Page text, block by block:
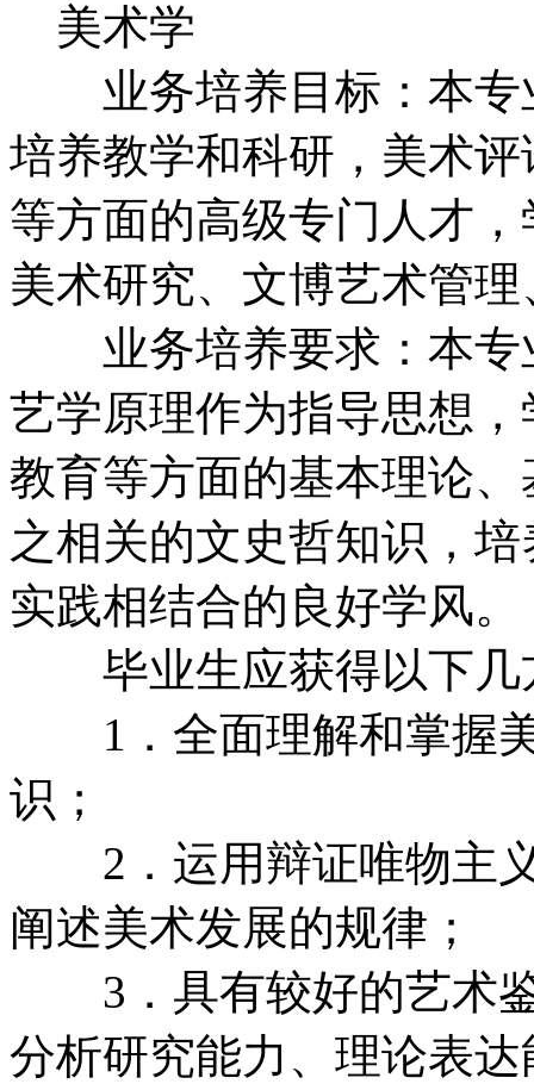
美术学
业务培养目标：本专
培养教学和科研，美术
等方面的高级专门人才
美术研究、文博艺术管
业务培养要求：本专
艺学原理作为指导思想
教育等方面的基本理论
之相关的文史哲知识，
实践相结合的良好学风。
毕业生应获得以下几
1．全面理解和掌握美
识；
2．运用辩证唯物主义
阐述美术发展的规律；
3．具有较好的艺术鉴
分析研究能力、理论表达